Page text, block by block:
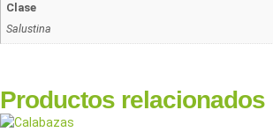
Clase
Salustina
Productos relacionados